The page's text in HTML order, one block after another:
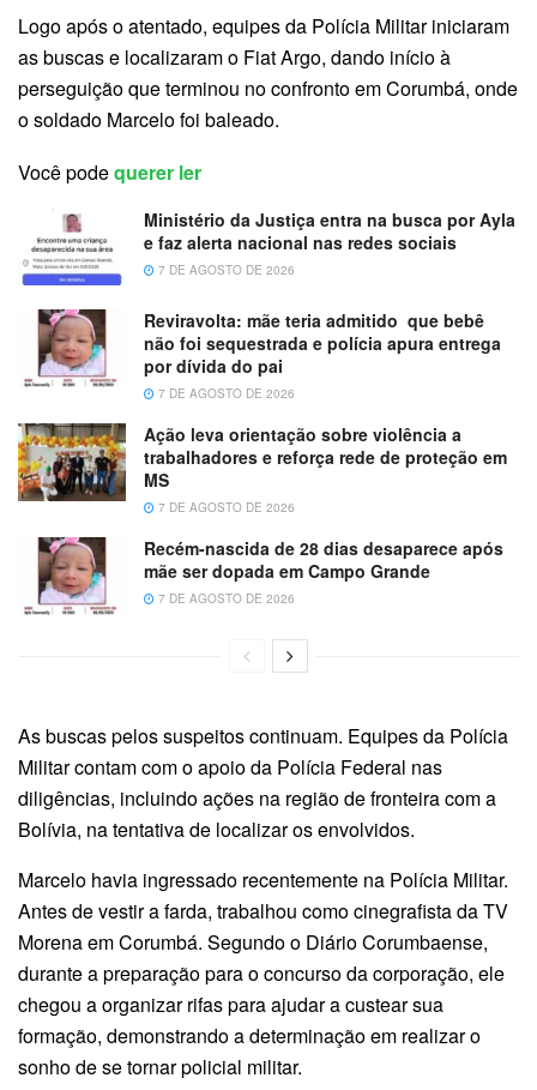
Logo após o atentado, equipes da Polícia Militar iniciaram
as buscas e localizaram o Fiat Argo, dando início à
perseguição que terminou no confronto em Corumbá, onde
o soldado Marcelo foi baleado.
Você podequerer ler
Ministério da Justiça entra na busca por Ayla
e faz alerta nacional nas redes sociais
7 DE AGOSTO DE 2026
Reviravolta: mãe teria admitido que bebê
não foi sequestrada e polícia apura entrega
por dívida do pai
7 DE AGOSTO DE 2026
Ação leva orientação sobre violência a
trabalhadores e reforça rede de proteção em
MS
7 DE AGOSTO DE 2026
Recém-nascida de 28 dias desaparece após
mãe ser dopada em Campo Grande
7 DE AGOSTO DE 2026
As buscas pelos suspeitos continuam. Equipes da Polícia
Militar contam com o apoio da Polícia Federal nas
diligências, incluindo ações na região de fronteira com a
Bolívia, na tentativa de localizar os envolvidos.
Marcelo havia ingressado recentemente na Polícia Militar.
Antes de vestir a farda, trabalhou como cinegrafista da TV
Morena em Corumbá. Segundo o Diário Corumbaense,
durante a preparação para o concurso da corporação, ele
chegou a organizar rifas para ajudar a custear sua
formação, demonstrando a determinação em realizar o
sonho de se tornar policial militar.